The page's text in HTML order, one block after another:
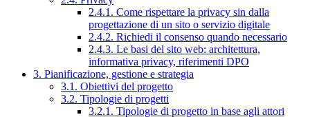
2.4.1. Come rispettare la privacy sin dalla
progettazione di un sito o servizio digitale
2.4.2. Richiedi il consenso quando necessario
2.4.3. Le basi del sito web: architettura,
informativa privacy, riferimenti DPO
3. Pianificazione, gestione e strategia
3.1. Obiettivi del progetto
3.2. Tipologie di progetti
3.2.1. Tipologie di progetto in base agli attori